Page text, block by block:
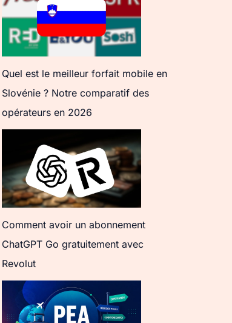
Quel est le meilleur forfait mobile en
Slovénie ? Notre comparatif des
opérateurs en 2026
Comment avoir un abonnement
ChatGPT Go gratuitement avec
Revolut